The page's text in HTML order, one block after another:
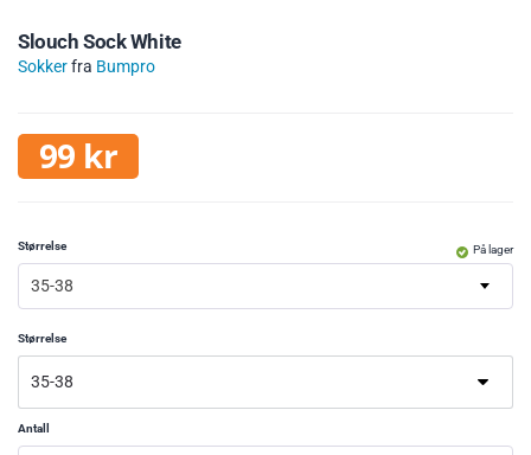
Slouch Sock White
Sokkerfra Bumpro
99 kr
Størrelse
35-38
Størrelse
På lager
Antall